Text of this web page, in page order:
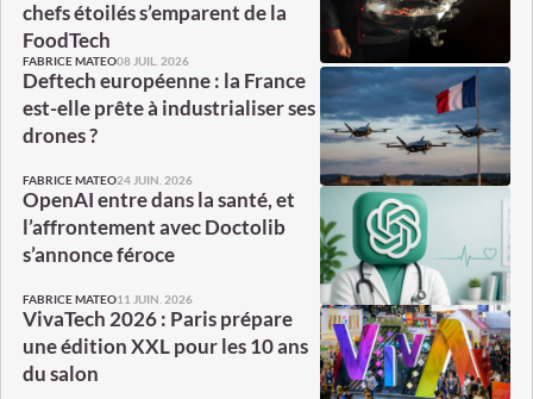
chefs étoilés s’emparent de la
FoodTech
FABRICE MATEO08 JUIL. 2026
Deftech européenne : la France
est-elle prête à industrialiser ses
drones ?
FABRICE MATEO24 JUIN. 2026
OpenAI entre dans la santé, et
l’affrontement avec Doctolib
s’annonce féroce
FABRICE MATEO11 JUIN. 2026
VivaTech 2026 : Paris prépare
une édition XXL pour les 10 ans
du salon